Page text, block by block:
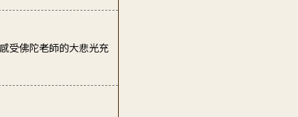
佛陀老師的大悲光充
。反觀自己，還真的不